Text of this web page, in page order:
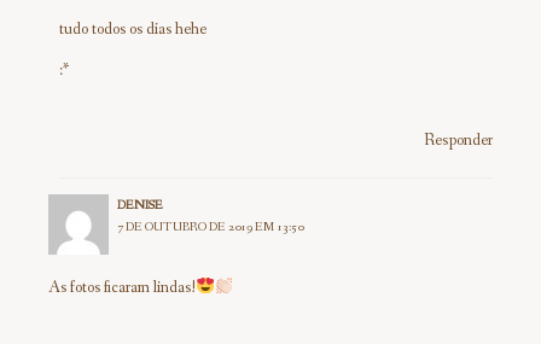
tudo todos os dias hehe
:*
Responder
DENISE
7 DE OUTUBRO DE 2019 EM 13:50
As fotos ficaram lindas!